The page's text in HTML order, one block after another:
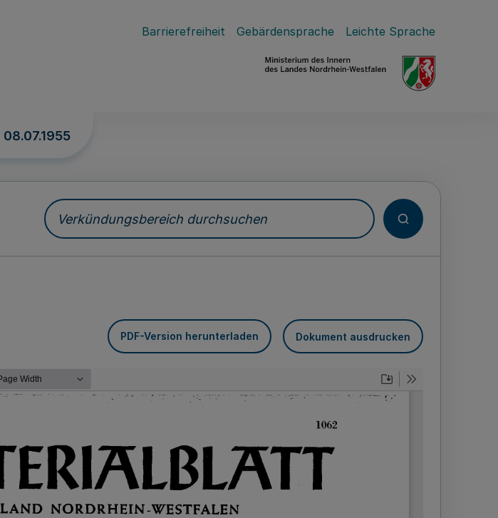
Barrierefreiheit Gebärdensprache Leichte Sprache
08.07.1955
Verkündungsbereich durchsuchen
PDF-Version herunterladen Dokument ausdrucken